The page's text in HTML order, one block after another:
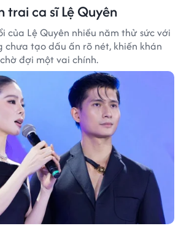
trai ca sĩ Lệ Quyên
của Lệ Quyên nhiều năm thử sức với
chưa tạo dấu ấn rõ nét, khiến khán
đợi một vai chính.